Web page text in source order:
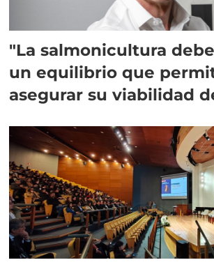
"La salmonicultura
un equilibrio que
asegurar su viabilidad